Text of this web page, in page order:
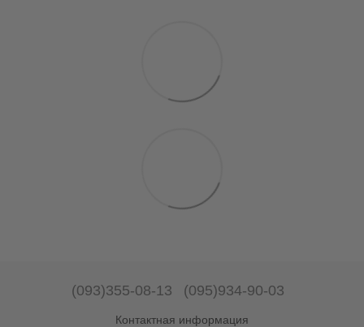
(093)355-08-13 (095)934-90-03
Контактная информация